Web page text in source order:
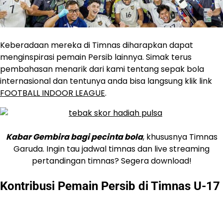
Keberadaan mereka di Timnas diharapkan dapat
menginspirasi pemain Persib lainnya. Simak terus
pembahasan menarik dari kami tentang sepak bola
internasional dan tentunya anda bisa langsung klik link
FOOTBALL INDOOR LEAGUE.
Kabar Gembira bagi pecinta bola, khususnya Timnas
Garuda. Ingin tau jadwal timnas dan live streaming
pertandingan timnas? Segera download!
Kontribusi Pemain Persib di Timnas U-17